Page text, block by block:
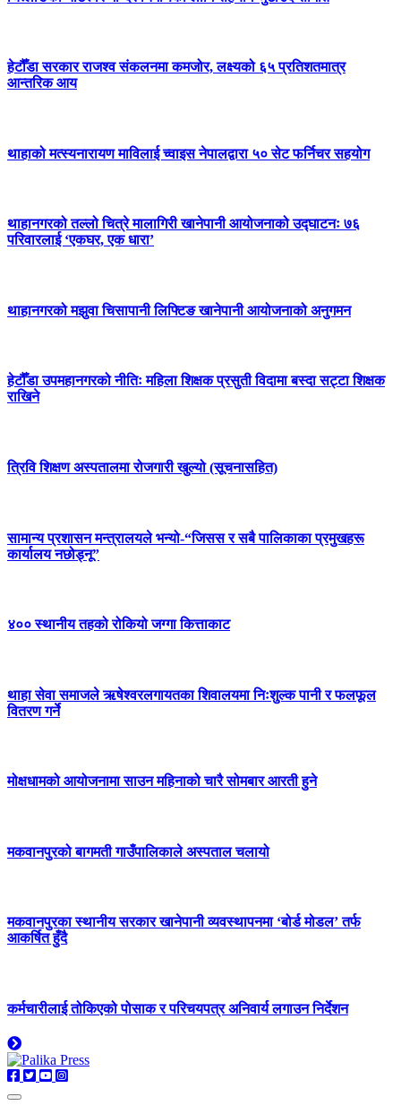
हेटौँडा सरकार राजश्व संकलनमा कमजोर, लक्ष्यको ६५ प्रतिशतमात्र
आन्तरिक आय
थाहाको मत्स्यनारायण माविलाई च्वाइस नेपालद्वारा ५० सेट फर्निचर सहयोग
थाहानगरको तल्लो चित्रे मालागिरी खानेपानी आयोजनाको उद्घाटनः ७६
परिवारलाई ‘एकघर, एक धारा’
थाहानगरको मझुवा चिसापानी लिफ्टिङ खानेपानी आयोजनाको अनुगमन
हेटौँडा उपमहानगरको नीतिः महिला शिक्षक प्रसुती विदामा बस्दा सट्टा शिक्षक
राखिने
त्रिवि शिक्षण अस्पतालमा रोजगारी खुल्यो (सूचनासहित)
सामान्य प्रशासन मन्त्रालयले भन्यो-“जिसस र सबै पालिकाका प्रमुखहरू
कार्यालय नछोड्नू”
४०० स्थानीय तहको रोकियो जग्गा कित्ताकाट
थाहा सेवा समाजले ऋषेश्वरलगायतका शिवालयमा निःशुल्क पानी र फलफूल
वितरण गर्ने
मोक्षधामको आयोजनामा साउन महिनाको चारै सोमबार आरती हुने
मकवानपुरको बागमती गाउँपालिकाले अस्पताल चलायो
मकवानपुरका स्थानीय सरकार खानेपानी व्यवस्थापनमा ‘बोर्ड मोडल’ तर्फ
आकर्षित हुँदै
कर्मचारीलाई तोकिएको पोसाक र परिचयपत्र अनिवार्य लगाउन निर्देशन